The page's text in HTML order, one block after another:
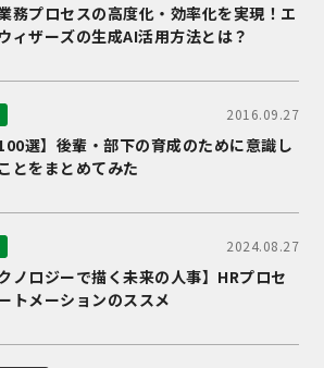
務プロセスの高度化・効率化を実現！エ
ィザーズの生成AI活用方法とは？
2016.09.27
100選】後輩・部下の育成のために意識し
とをまとめてみた
2024.08.27
クノロジーで描く未来の人事】HRプロセ
トメーションのススメ